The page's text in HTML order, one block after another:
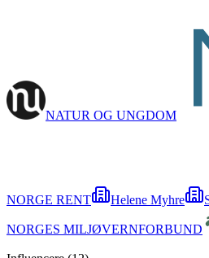
NATUR OG UNGDOM
NORGE RENT Helene Myhre
NORGES MILJØVERNFORBUND